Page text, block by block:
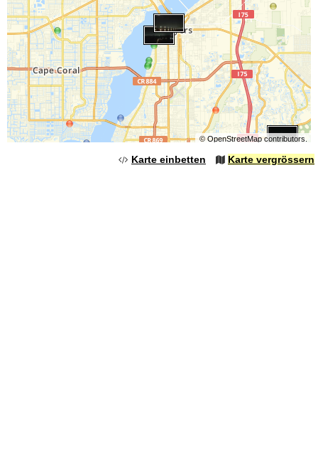
© OpenStreetMapcontributors.
Karte einbetten Karte vergrössern